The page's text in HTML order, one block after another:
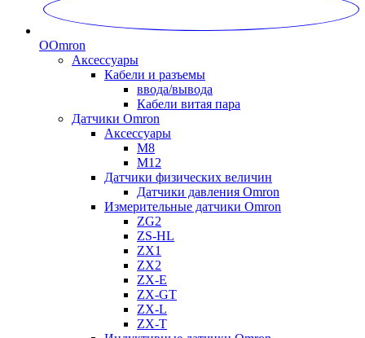
OOmron
Аксессуары
Кабели и разъемы
ввода/вывода
Кабели витая пара
Датчики Omron
Аксессуары
M8
M12
Датчики физических величин
Датчики давления Omron
Измерительные датчики Omron
ZG2
ZS-HL
ZX1
ZX2
ZX-E
ZX-GT
ZX-L
ZX-T